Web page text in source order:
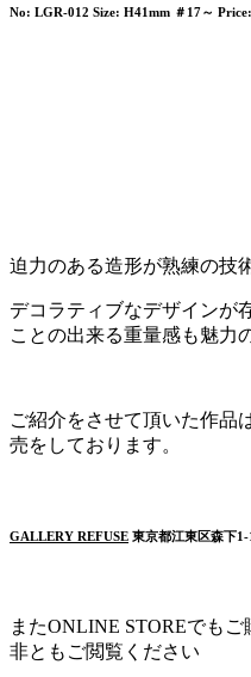
No: LGR-012 Size: H41mm ＃17～
迫力のある造形が熟練の技
デコラティブなデザインが
ことの出来る重量感も魅力
ご紹介をさせて頂いた作品
売をしております。
GALLERY REFUSE 東京都江東区森下
またONLINE STOREでも
非ともご閲覧ください